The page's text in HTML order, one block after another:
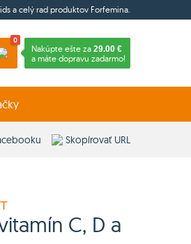
a celý rad produktov Forfemina.
0
Nakúpte ešte za 29.00 €
a máte dopravu zadarmo!
Skopírovať URL
C, D a